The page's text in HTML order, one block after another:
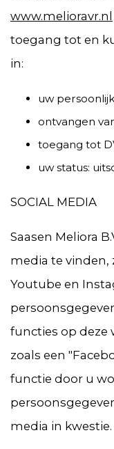
www.melioravr.nl
toegang tot en
in:
uw
ontvangen
toegang tot
uw status:
SOCIAL MEDIA
Saasen Meliora
media te vinden,
Youtube en
functies op deze
zoals een
functie door u
media in kwestie.